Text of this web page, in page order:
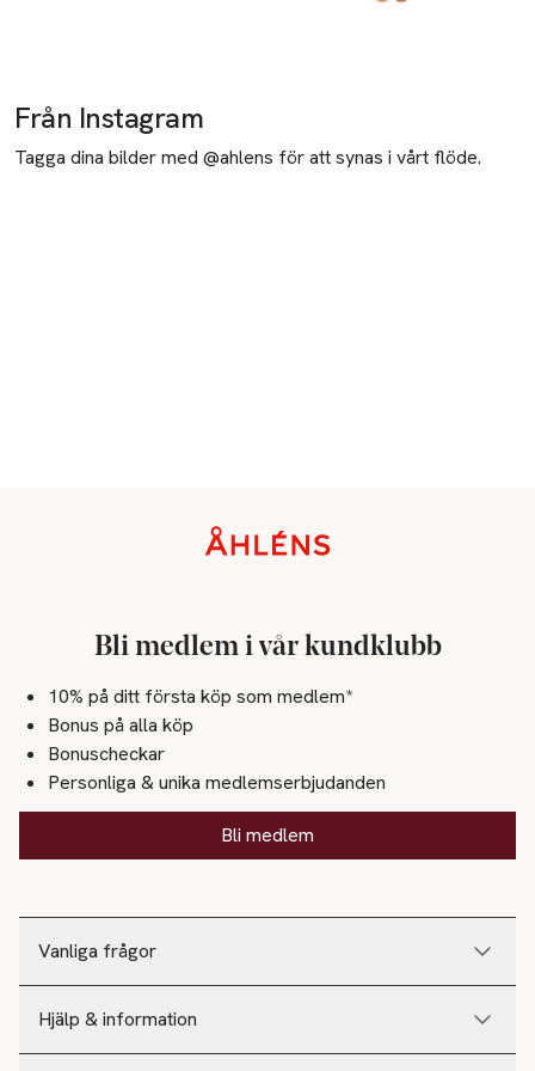
Produkten finns i
Global Glow
Cheeky Bronze
Från Instagram
Tagga dina bilder med @ahlens för att synas i vårt flöde.
Vanliga frågor
Hjälp & information
Bli medlem i vår kundklubb
10% på ditt första köp som medlem*
Bonus på alla köp
Bonuscheckar
Personliga & unika medlemserbjudanden
Bli medlem